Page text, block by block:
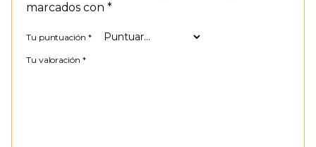
marcados con *
Tu puntuación *
Tu valoración *